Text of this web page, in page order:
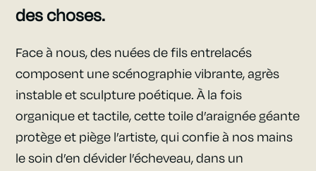
des choses.
Face à nous, des nuées de fils entrelacés
composent une scénographie vibrante, agrès
instable et sculpture poétique. À la fois
organique et tactile, cette toile d’araignée géante
protège et piège l’artiste, qui confie à nos mains
le soin d’en dévider l’écheveau, dans un